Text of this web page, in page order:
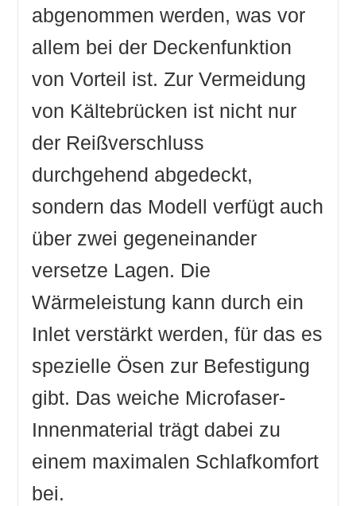
abgenommen werden, was vor
allem bei der Deckenfunktion
von Vorteil ist. Zur Vermeidung
von Kältebrücken ist nicht nur
der Reißverschluss
durchgehend abgedeckt,
sondern das Modell verfügt auch
über zwei gegeneinander
versetze Lagen. Die
Wärmeleistung kann durch ein
Inlet verstärkt werden, für das es
spezielle Ösen zur Befestigung
gibt. Das weiche Microfaser-
Innenmaterial trägt dabei zu
einem maximalen Schlafkomfort
bei.